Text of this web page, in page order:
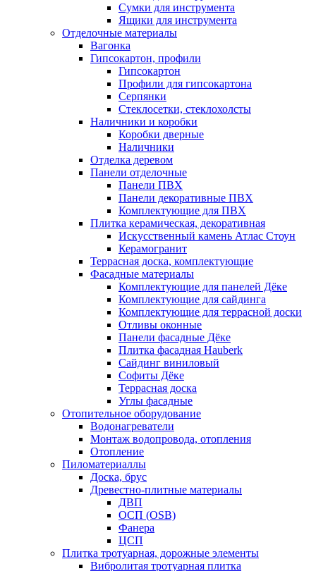
Сумки для инструмента
Ящики для инструмента
Отделочные материалы
Вагонка
Гипсокартон, профили
Гипсокартон
Профили для гипсокартона
Серпянки
Стеклосетки, стеклохолсты
Наличники и коробки
Коробки дверные
Наличники
Отделка деревом
Панели отделочные
Панели ПВХ
Панели декоративные ПВХ
Комплектующие для ПВХ
Плитка керамическая, декоративная
Искусственный камень Атлас Стоун
Керамогранит
Террасная доска, комплектующие
Фасадные материалы
Комплектующие для панелей Дёке
Комплектующие для сайдинга
Комплектующие для террасной доски
Отливы оконные
Панели фасадные Дёке
Плитка фасадная Hauberk
Сайдинг виниловый
Софиты Дёке
Террасная доска
Углы фасадные
Отопительное оборудование
Водонагреватели
Монтаж водопровода, отопления
Отопление
Пиломатериаллы
Доска, брус
Древестно-плитные материалы
ДВП
ОСП (OSB)
Фанера
ЦСП
Плитка тротуарная, дорожные элементы
Вибролитая тротуарная плитка